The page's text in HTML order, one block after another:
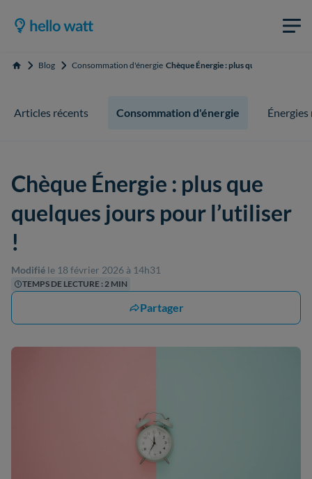
Accueil Blog Consommation d'énergie Chèque Énergie : plus que quelques
Articles récents Consommation d'énergie
Chèque Énergie : plus que
quelques jours pour l’utiliser
!
Modifié le 18 février 2026 à 14h31
TEMPS DE LECTURE : 2 MIN
Partager